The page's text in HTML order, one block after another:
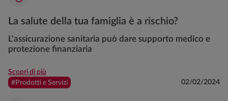
La salute della tua famiglia è a rischio?
L'assicurazione sanitaria può dare supporto medico e
protezione finanziaria
Scopri di più
#Prodotti e Servizi
02/02/2024